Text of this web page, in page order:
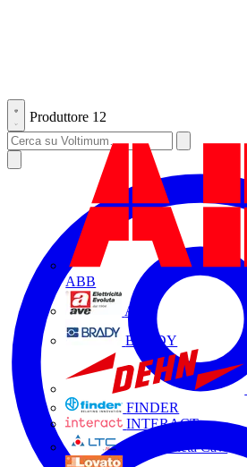
Produttore 12
ABB
AVE
BRADY
FINDER
INTERACT
La Triveneta Cavi